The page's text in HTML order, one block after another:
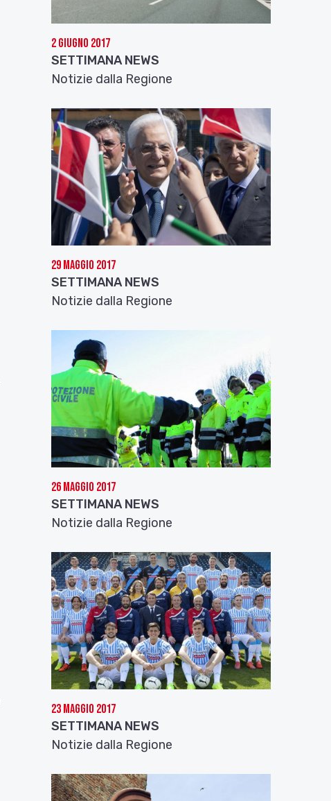
2 Giugno 2017
SETTIMANA NEWS
Notizie dalla Regione
29 Maggio 2017
SETTIMANA NEWS
Notizie dalla Regione
26 Maggio 2017
SETTIMANA NEWS
Notizie dalla Regione
23 Maggio 2017
SETTIMANA NEWS
Notizie dalla Regione